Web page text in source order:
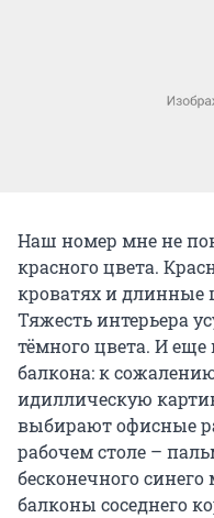
Наш номер мне не
красного цвета.
кроватях и длинные
Тяжесть интерьера
тёмного цвета. И
балкона: к
идиллическую
выбирают офисные
рабочем столе –
бесконечного
балконы соседнего